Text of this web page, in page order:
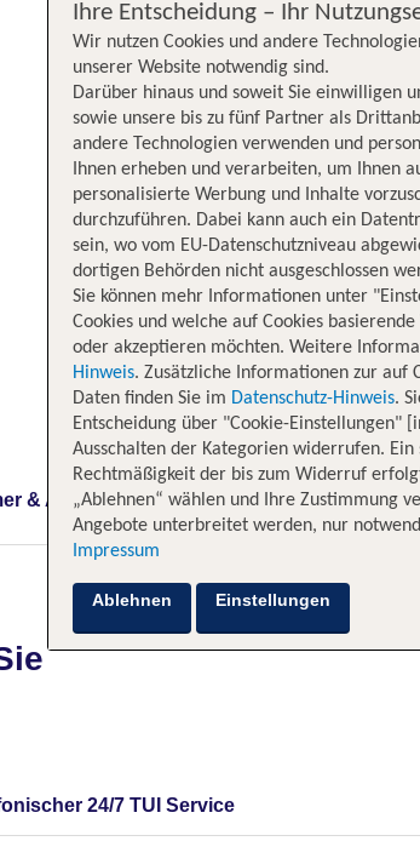
& Angebote Hotelinformationen
24/7 TUI Service
Ihre Entscheidung – Ihr
Wir nutzen Cookies und andere
unserer Website notwendig sind.
Darüber hinaus und soweit Sie einwilligen
sowie unsere bis zu fünf Partner als
andere Technologien verwenden und
Ihnen erheben und verarbeiten, um Ihnen
personalisierte Werbung und Inhalte
durchzuführen. Dabei kann auch ein
sein, wo vom EU-Datenschutzniveau
dortigen Behörden nicht ausgeschlossen
Sie können mehr Informationen unter
Cookies und welche auf Cookies
oder akzeptieren möchten. Weitere
Hinweis. Zusätzliche Informationen zur auf
Daten finden Sie im Datenschutz-Hinweis.
Entscheidung über "Cookie-Einstellungen"
Ausschalten der Kategorien widerrufen.
Rechtmäßigkeit der bis zum Widerruf
„Ablehnen“ wählen und Ihre Zustimmung
Angebote unterbreitet werden, nur
Impressum
Ablehnen Einstellungen